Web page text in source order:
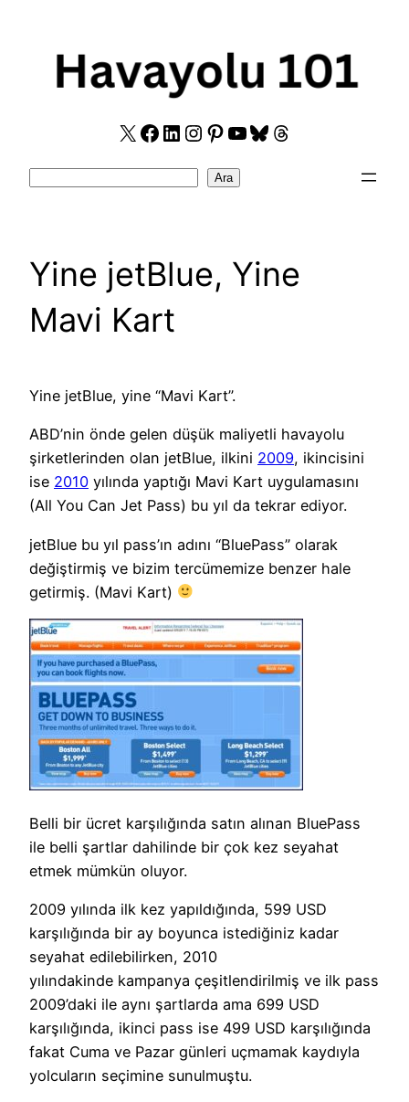
X Facebook
LinkedIn
Instagram
Pinterest
YouTube
Bluesky
Threads
Ara
Yine jetBlue, Yine
Mavi Kart
Yine jetBlue, yine “Mavi Kart”.
ABD’nin önde gelen düşük maliyetli havayolu
şirketlerinden olan jetBlue, ilkini 2009, ikincisini
ise 2010 yılında yaptığı Mavi Kart uygulamasını
(All You Can Jet Pass) bu yıl da tekrar ediyor.
jetBlue bu yıl pass’ın adını “BluePass” olarak
değiştirmiş ve bizim tercümemize benzer hale
getirmiş. (Mavi Kart)
Belli bir ücret karşılığında satın alınan BluePass
ile belli şartlar dahilinde bir çok kez seyahat
etmek mümkün oluyor.
2009 yılında ilk kez yapıldığında, 599 USD
karşılığında bir ay boyunca istediğiniz kadar
seyahat edilebilirken, 2010
yılındakinde kampanya çeşitlendirilmiş ve ilk pass
2009’daki ile aynı şartlarda ama 699 USD
karşılığında, ikinci pass ise 499 USD karşılığında
fakat Cuma ve Pazar günleri uçmamak kaydıyla
yolcuların seçimine sunulmuştu.